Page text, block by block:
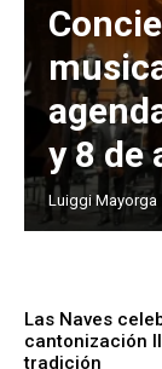
y 8 de
Luiggi Mayorga
Las Naves
cantonización
tradición